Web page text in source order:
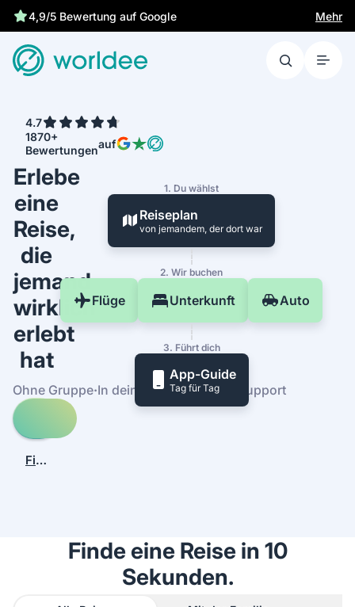
4,9/5 Bewertung auf Google Mehr
4.7
1870+
Bewertungenauf
Erlebe
eine
Reise,
die
jemand
wirklich
erlebt
hat
Ohne Gruppe·In deinem Tempo·24/7-Support
Entdecke
Reisen
Tekirova
Finde
1. Du wählst
Reiseplan
von jemandem, der dort war
2. Wir buchen
Flüge Unterkunft Auto
3. Führt dich
App-Guide
Tag für Tag
Finde eine Reise in 10
Sekunden.